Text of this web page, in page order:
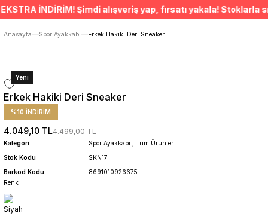
ÜCRETSİZ TESLİMAT İMKANI
SÜRDÜRÜLEBİLİR ÜRÜNLER
Anasayfa
Spor Ayakkabı Erkek Hakiki Deri Sneaker
Yeni
Erkek Hakiki Deri Sneaker
%10 İNDİRİM
4.049,10 TL4.499,00 TL
Kategori Spor Ayakkabı
Tüm Ürünler
Stok Kodu
SKN17
Barkod Kodu
8691010926675
Renk
İNDİRİM! Şimdi alışveriş yap, fırsatı yakala! Stoklarla